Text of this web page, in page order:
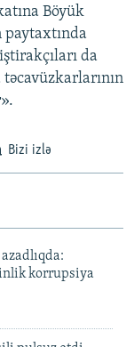
Böyük
paytaxtında
da
Bizi izlə
korrupsiya